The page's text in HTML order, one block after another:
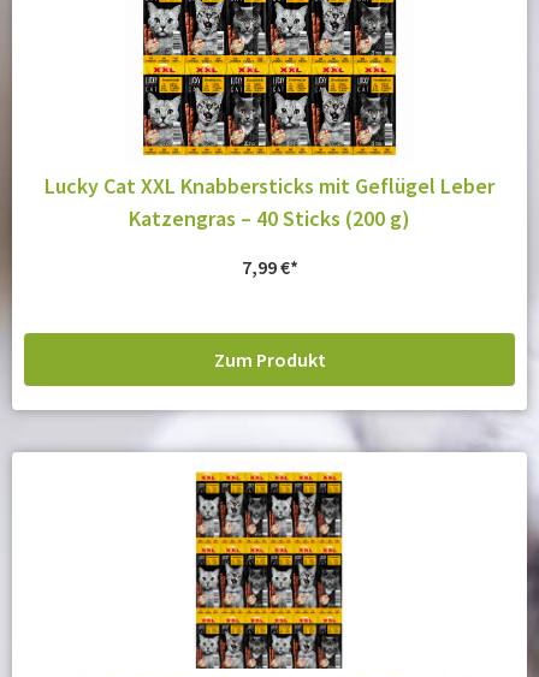
Lucky Cat XXL Knabbersticks mit Geflügel Leber
Katzengras – 40 Sticks (200 g)
7,99€
Zum Produkt